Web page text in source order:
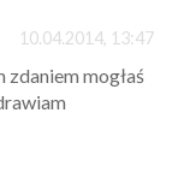
10.04.2014, 13:47
zdaniem mogłaś